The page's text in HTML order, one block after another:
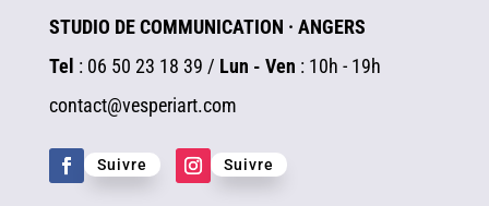
STUDIO DE COMMUNICATION · ANGERS
Tel : 06 50 23 18 39 / Lun - Ven : 10h - 19h
contact@vesperiart.com
Suivre Suivre